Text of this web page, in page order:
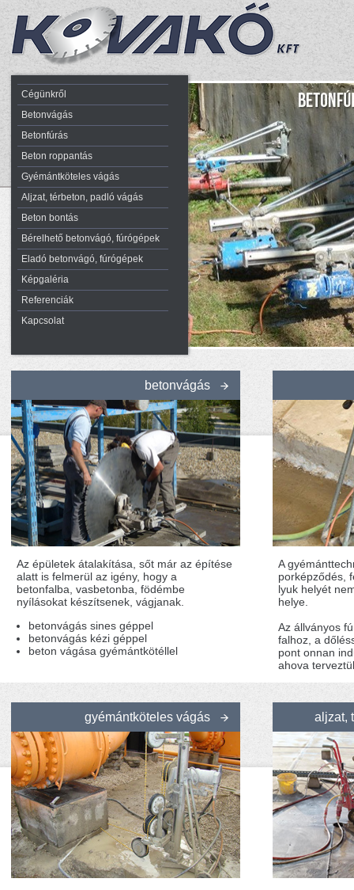
Cégünkről
Betonvágás
Betonfúrás
Beton roppantás
Gyémántköteles vágás
Aljzat, térbeton, padló vágás
Beton bontás
Bérelhető betonvágó, fúrógépek
Eladó betonvágó, fúrógépek
Képgaléria
Referenciák
Kapcsolat
betonvágás
Az épületek átalakítása, sőt már az építése
alatt is felmerül az igény, hogy a
betonfalba, vasbetonba, födémbe
nyílásokat készítsenek, vágjanak.
betonvágás sines géppel
betonvágás kézi géppel
beton vágása gyémántkötéllel
A
porképződés,
lyuk helyét
helye.
Az állványos
falhoz, a
pont onnan
ahova
gyémántköteles vágás aljzat,